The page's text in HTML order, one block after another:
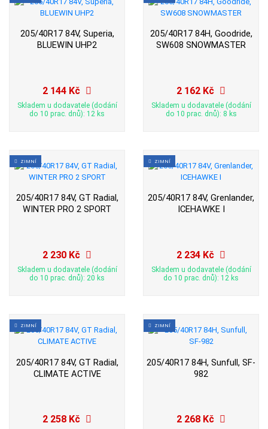
205/40R17 84V, Superia,
BLUEWIN UHP2
2 144 Kč
Skladem u dodavatele (dodání
do 10 prac. dnů): 12 ks
205/40R17 84H, Goodride,
SW608 SNOWMASTER
2 162 Kč
Skladem u dodavatele (dodání
do 10 prac. dnů): 8 ks
ZIMNÍ
205/40R17 84V, GT Radial,
WINTER PRO 2 SPORT
2 230 Kč
Skladem u dodavatele (dodání
do 10 prac. dnů): 20 ks
ZIMNÍ
205/40R17 84V, Grenlander,
ICEHAWKE I
2 234 Kč
Skladem u dodavatele (dodání
do 10 prac. dnů): 12 ks
ZIMNÍ
205/40R17 84V, GT Radial,
CLIMATE ACTIVE
2 258 Kč
ZIMNÍ
205/40R17 84H, Sunfull, SF-
982
2 268 Kč